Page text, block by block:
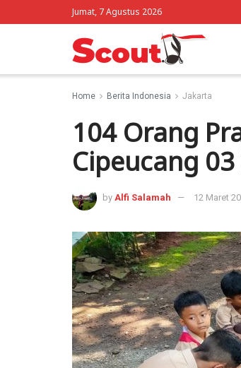
Jumat, 7 Agustus 2026
Home Berita Indonesia Jakarta
104 Orang
Cipeucang
by Alfi Salamah 12 Maret